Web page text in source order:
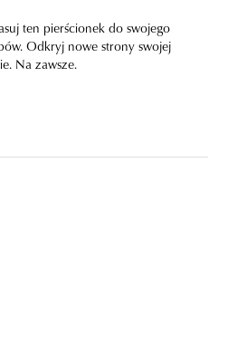
ten pierścionek do swojego
Odkryj nowe strony swojej
Na zawsze.